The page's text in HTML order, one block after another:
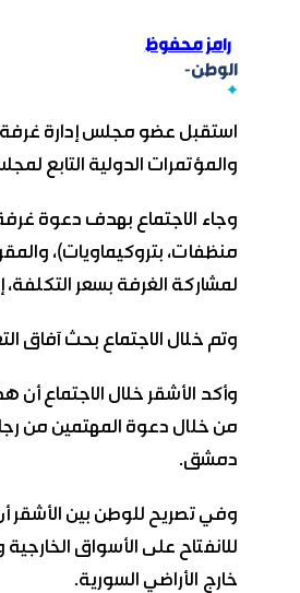
رامز محفوظ
الوطن-
استقبل عضو مجلس إدارة غرفة
والمؤتمرات الدولية التابع
وجاء الاجتماع بهدف دعوة
لمشاركة الغرفة بسعر
وتم خلال الاجتماع بحث آفاق
وأكد الأشقر خلال الاجتماع أن
من خلال دعوة المهتمين من
دمشق.
وفي تصريح للوطن بين الأشقر
للانفتاح على الأسواق
خارج الأراضي السورية.